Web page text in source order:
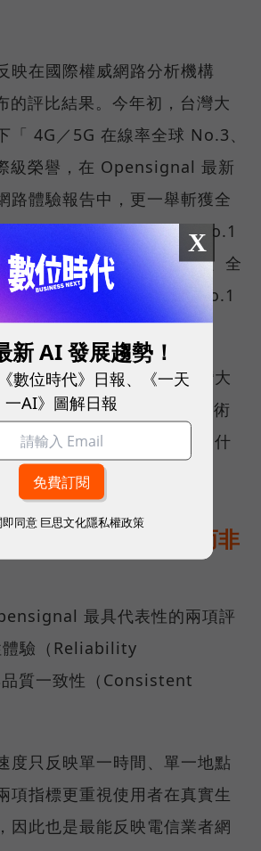
映在國際權威網路分析機構
評比結果。今年初，台灣大
「 4G／5G 在線率全球 No.3、
級榮譽，在 Opensignal 最新
路體驗報告中，更一舉斬獲全
體驗」與「品質一致性」No.1
辦全台整體影音體驗 No.1、全
、全台 5G 語音體驗 No.1
率 No.1 多項榮譽。
只是網路順暢，更代表台灣大
布局、基地台建設與 5G 技術
，也讓外界重新思考：究竟什
路？
比的是長期穩定、而非
最具代表性的兩項評
驗（Reliability
質一致性（Consistent
度只反映單一時間、單一地點
項指標更重視使用者在真實生
因此也是最能反映電信業者網
X
新 AI 發展趨勢！
數位時代》日報、《一天
一AI》圖解日報
同意 巨思文化隱私權政策